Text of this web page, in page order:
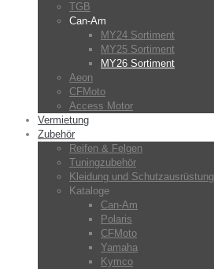
TGB
Can-Am
MY24 Sortiment
MY25 Sortiment
MY26 Sortiment
Aeon
CFMoto
Access Motor
Vermietung
Zubehör
Reifen & Felgen
Tuningzubehör
Kleidung und Schutzausrüstung
Kataloge
Can-Am
Polaris
CFMoto
Yamaha
Kymco